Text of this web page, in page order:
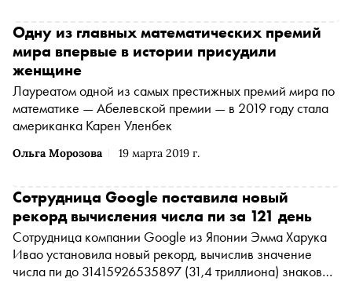
не нужно бояться математики. «Сноб» публикует одну из
глав
Ольга Морозова 19 марта 2019 г.
Одну из главных математических премий
мира впервые в истории присудили
женщине
Лауреатом одной из самых престижных премий мира по
математике — Абелевской премии — в 2019 году стала
американка Карен Уленбек
Сотрудница Google поставила новый
рекорд вычисления числа пи за 121 день
Сотрудница компании Google из Японии Эмма Харука
Ивао установила новый рекорд, вычислив значение
числа пи до 31415926535897 (31,4 триллиона) знаков